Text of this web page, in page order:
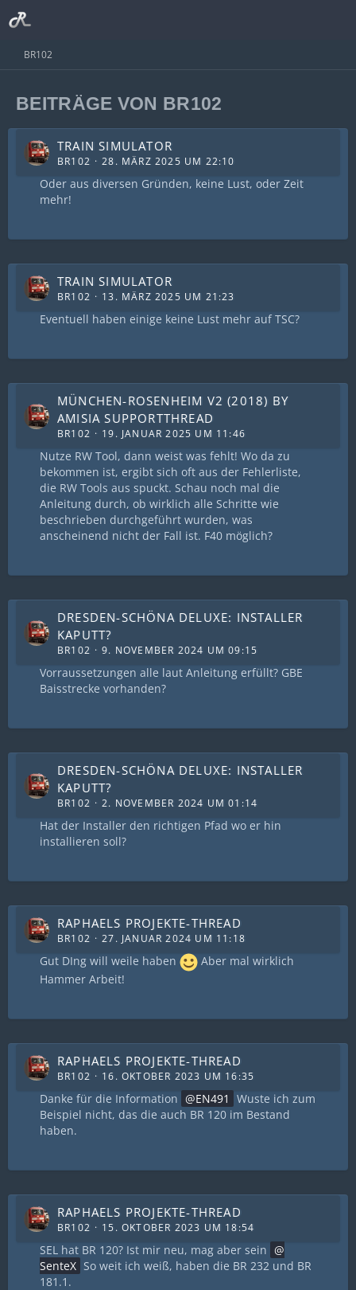
BR102
BEITRÄGE VON BR102
TRAIN SIMULATOR
BR102 28. MÄRZ 2025 UM 22:10
Oder aus diversen Gründen, keine Lust, oder Zeit
mehr!
TRAIN SIMULATOR
BR102 13. MÄRZ 2025 UM 21:23
Eventuell haben einige keine Lust mehr auf TSC?
MÜNCHEN-ROSENHEIM V2 (2018) BY
AMISIA SUPPORTTHREAD
BR102 19. JANUAR 2025 UM 11:46
Nutze RW Tool, dann weist was fehlt! Wo da zu
bekommen ist, ergibt sich oft aus der Fehlerliste,
die RW Tools aus spuckt. Schau noch mal die
Anleitung durch, ob wirklich alle Schritte wie
beschrieben durchgeführt wurden, was
anscheinend nicht der Fall ist. F40 möglich?
DRESDEN-SCHÖNA DELUXE: INSTALLER
KAPUTT?
BR102 9. NOVEMBER 2024 UM 09:15
Vorraussetzungen alle laut Anleitung erfüllt? GBE
Baisstrecke vorhanden?
DRESDEN-SCHÖNA DELUXE: INSTALLER
KAPUTT?
BR102 2. NOVEMBER 2024 UM 01:14
Hat der Installer den richtigen Pfad wo er hin
installieren soll?
RAPHAELS PROJEKTE-THREAD
BR102 27. JANUAR 2024 UM 11:18
Gut DIng will weile haben
Aber mal wirklich
Hammer Arbeit!
RAPHAELS PROJEKTE-THREAD
BR102 16. OKTOBER 2023 UM 16:35
Danke für die Information EN491
Wuste ich zum
Beispiel nicht, das die auch BR 120 im Bestand
haben.
RAPHAELS PROJEKTE-THREAD
BR102 15. OKTOBER 2023 UM 18:54
SEL hat BR 120? Ist mir neu, mag aber sein
SenteX So weit ich weiß, haben die BR 232 und BR
181.1.